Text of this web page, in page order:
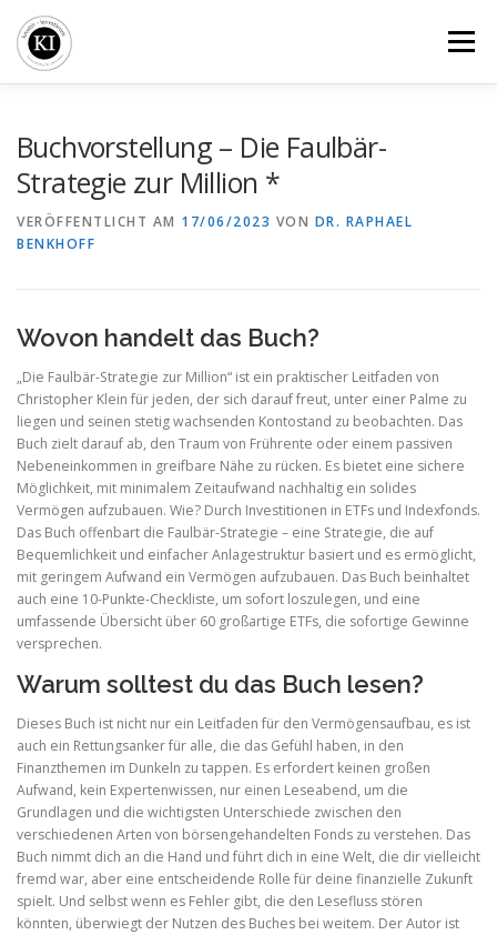
Inhalt
springen
Menü
Buchvorstellung – Die Faulbär-
Strategie zur Million *
VERÖFFENTLICHT AM 17/06/2023 VON DR. RAPHAEL
BENKHOFF
Wovon handelt das Buch?
„Die Faulbär-Strategie zur Million“ ist ein praktischer Leitfaden von
Christopher Klein für jeden, der sich darauf freut, unter einer Palme zu
liegen und seinen stetig wachsenden Kontostand zu beobachten. Das
Buch zielt darauf ab, den Traum von Frührente oder einem passiven
Nebeneinkommen in greifbare Nähe zu rücken. Es bietet eine sichere
Möglichkeit, mit minimalem Zeitaufwand nachhaltig ein solides
Vermögen aufzubauen. Wie? Durch Investitionen in ETFs und Indexfonds.
Das Buch offenbart die Faulbär-Strategie – eine Strategie, die auf
Bequemlichkeit und einfacher Anlagestruktur basiert und es ermöglicht,
mit geringem Aufwand ein Vermögen aufzubauen. Das Buch beinhaltet
auch eine 10-Punkte-Checkliste, um sofort loszulegen, und eine
umfassende Übersicht über 60 großartige ETFs, die sofortige Gewinne
versprechen.
Warum solltest du das Buch lesen?
Dieses Buch ist nicht nur ein Leitfaden für den Vermögensaufbau, es ist
auch ein Rettungsanker für alle, die das Gefühl haben, in den
Finanzthemen im Dunkeln zu tappen. Es erfordert keinen großen
Aufwand, kein Expertenwissen, nur einen Leseabend, um die
Grundlagen und die wichtigsten Unterschiede zwischen den
verschiedenen Arten von börsengehandelten Fonds zu verstehen. Das
Buch nimmt dich an die Hand und führt dich in eine Welt, die dir vielleicht
fremd war, aber eine entscheidende Rolle für deine finanzielle Zukunft
spielt. Und selbst wenn es Fehler gibt, die den Lesefluss stören
könnten, überwiegt der Nutzen des Buches bei weitem. Der Autor ist